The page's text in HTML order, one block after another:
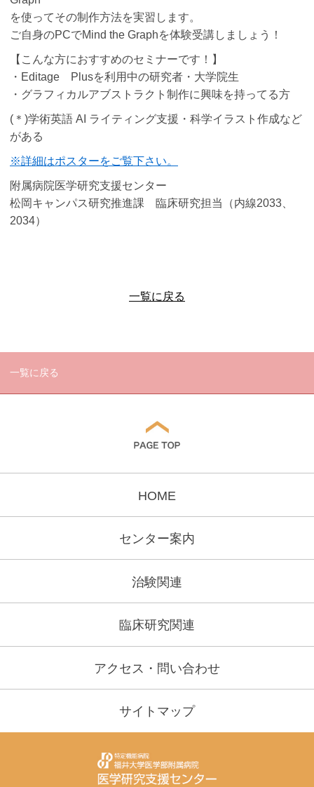
を使ってその制作方法を実習します。
ご自身のPCでMind the Graphを体験受講しましょう！
【こんな方におすすめのセミナーです！】
・Editage Plusを利用中の研究者・大学院生
・グラフィカルアブストラクト制作に興味を持ってる方
(＊)学術英語 AI ライティング支援・科学イラスト作成など
がある
※詳細はポスターをご覧下さい。
附属病院医学研究支援センター
松岡キャンパス研究推進課 臨床研究担当（内線2033、
2034）
一覧に戻る
一覧に戻る
HOME
センター案内
治験関連
臨床研究関連
アクセス・問い合わせ
サイトマップ